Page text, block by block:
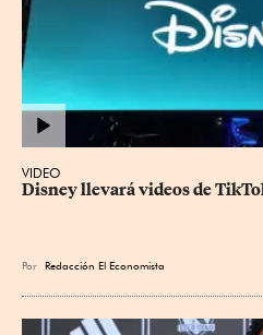
VIDEO
Disney llevará videos de
Por Redacción El Economista